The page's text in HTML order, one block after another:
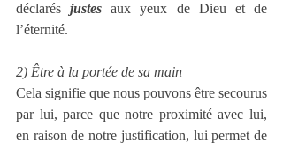
déclarés justes aux yeux de Dieu et de
l’éternité.
2) Être à la portée de sa main
Cela signifie que nous pouvons être secourus
par lui, parce que notre proximité avec lui,
en raison de notre justification, lui permet de